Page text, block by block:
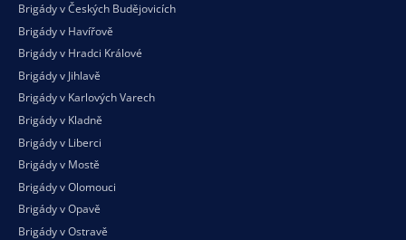
Brigády v Českých Budějovicích
Brigády v Havířově
Brigády v Hradci Králové
Brigády v Jihlavě
Brigády v Karlových Varech
Brigády v Kladně
Brigády v Liberci
Brigády v Mostě
Brigády v Olomouci
Brigády v Opavě
Brigády v Ostravě